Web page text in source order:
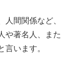
間関係など、
や著名人、また
言います。